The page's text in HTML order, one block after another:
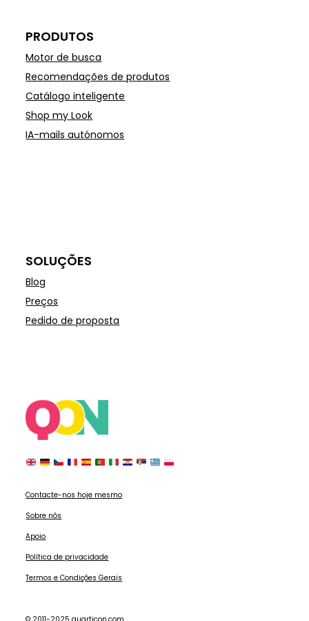
PRODUTOS
Motor de busca
Recomendações de produtos
Catálogo inteligente
Shop my Look
IA-mails autónomos
SOLUÇÕES
Blog
Preços
Pedido de proposta
Contacte-nos hoje mesmo
Sobre nós
Apoio
Política de privacidade
Termos e Condições Gerais